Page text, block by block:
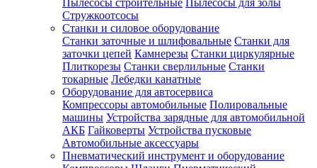
Пылесосы строительные Пылесосы для золы
Стружкоотсосы
Станки и силовое оборудование
Станки заточные и шлифовальные Станки для
заточки цепей Камнерезы Станки циркулярные
Плиткорезы Станки сверлильные Станки
токарные Лебедки канатные
Оборудование для автосервиса
Компрессоры автомобильные Полировальные
машины Устройства зарядные для автомобильной
АКБ Гайковерты Устройства пусковые
Автомобильные аксессуары
Пневматический инструмент и оборудование